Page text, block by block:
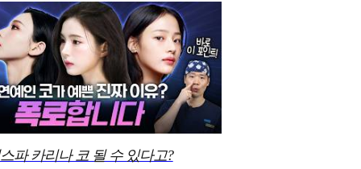
파 카리나 코 될 수 있다고?